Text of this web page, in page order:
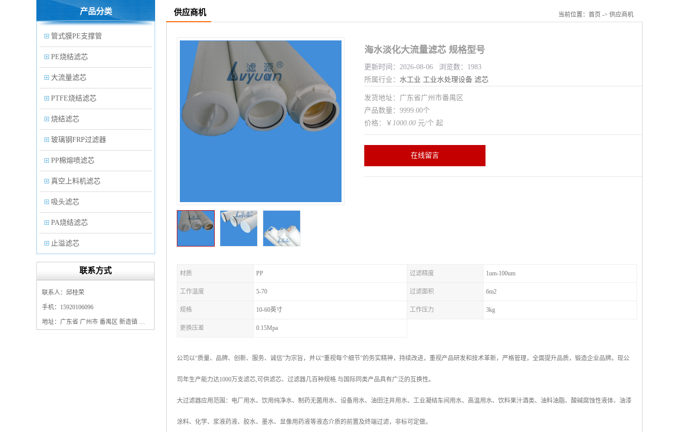
产品分类
管式膜PE支撑管
PE烧结滤芯
大流量滤芯
PTFE烧结滤芯
烧结滤芯
玻璃钢FRP过滤器
PP棉熔喷滤芯
真空上料机滤芯
吸头滤芯
PA烧结滤芯
止溢滤芯
PP塑料过滤器
保安过滤器滤芯
联系方式
联系人：邱桂荣
手机：15920106096
地址：广东省 广州市 番禺区 新造镇 新造镇石角咀街4号三楼之一
供应商机 当前位置： 首页 -> 供应商机
海水淡化大流量滤芯 规格型号
更新时间：2026-08-06 浏览数：1983
所属行业： 水工业 工业水处理设备 滤芯
发货地址：广东省广州市番禺区
产品数量：9999.00个
价格：￥ 1000.00 元/个 起
在线留言
材质 PP 过滤精度 1um-100um
工作温度 5-70 过滤面积 6m2
规格 10-60英寸 工作压力 3kg
更换压差 0.15Mpa
公司以“质量、品牌、创新、服务、诚信”为宗旨，并以“重视每个细节”的务实精神，持续改进，重视产品研发和技术革新，严格管理，全面提升品质，锻造企业品牌。现公
司年生产能力达1000万支滤芯,可供滤芯、过滤器几百种规格.与国际同类产品具有广泛的互换性。
大过滤器应用范围：电厂用水、饮用纯净水、制药无菌用水、设备用水、油田注井用水、工业凝结车间用水、高温用水、饮料果汁酒类、油料油脂、酸碱腐蚀性液体、油漆
涂料、化学、浆液药液、胶水、墨水、显像用药液等液态介质的前置及终端过滤，非标可定做。